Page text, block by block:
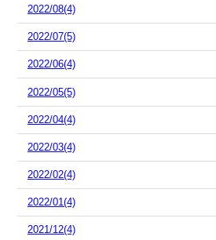
2022/08(4)
2022/07(5)
2022/06(4)
2022/05(5)
2022/04(4)
2022/03(4)
2022/02(4)
2022/01(4)
2021/12(4)